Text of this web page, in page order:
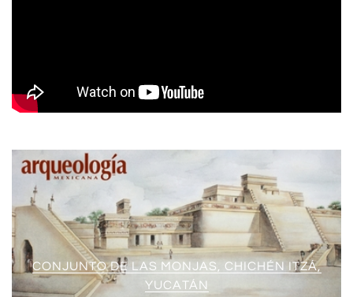
CONJUNTO DE LAS MONJAS, CHICHÉN ITZÁ,
YUCATÁN